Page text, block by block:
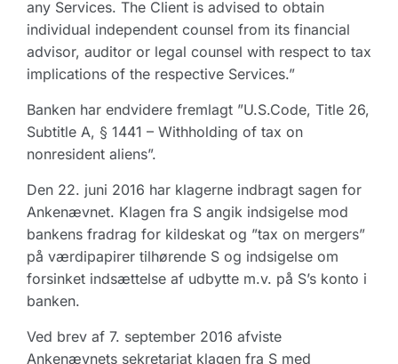
any Services. The Client is advised to obtain
individual independent counsel from its financial
advisor, auditor or legal counsel with respect to tax
implications of the respective Services.”
Banken har endvidere fremlagt ”U.S.Code, Title 26,
Subtitle A, § 1441 – Withholding of tax on
nonresident aliens”.
Den 22. juni 2016 har klagerne indbragt sagen for
Ankenævnet. Klagen fra S angik indsigelse mod
bankens fradrag for kildeskat og ”tax on mergers”
på værdipapirer tilhørende S og indsigelse om
forsinket indsættelse af udbytte m.v. på S’s konto i
banken.
Ved brev af 7. september 2016 afviste
Ankenævnets sekretariat klagen fra S med